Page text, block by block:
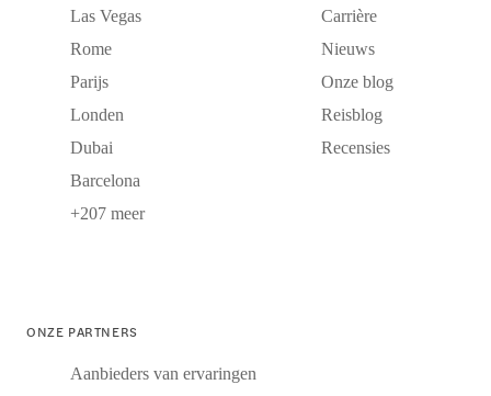
Las Vegas
Rome
Parijs
Londen
Dubai
Barcelona
+207 meer
Carrière
Nieuws
Onze blog
Reisblog
Recensies
ONZE PARTNERS
Aanbieders van ervaringen